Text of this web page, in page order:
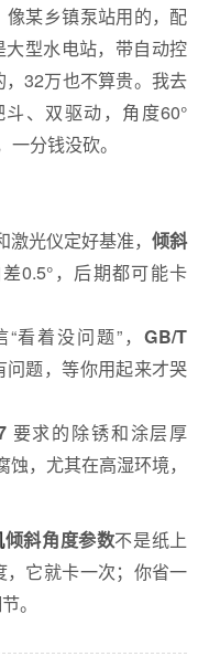
某乡镇泵站用的，配
型水电站，带自动控
32万也不算贵。我去
、双驱动，角度60°
分钱没砍。
激光仪定好基准，倾斜
0.5°，后期都可能卡
看着没问题”，GB/T
题，等你用起来才哭
要求的除锈和涂层厚
，尤其在高湿环境，
倾斜角度参数不是纸上
它就卡一次；你省一
。